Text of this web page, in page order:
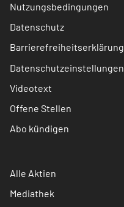
Nutzungsbedingungen
Datenschutz
Barrierefreiheitserklärung
Datenschutzeinstellungen
Videotext
Offene Stellen
Abo kündigen
Alle Aktien
Mediathek